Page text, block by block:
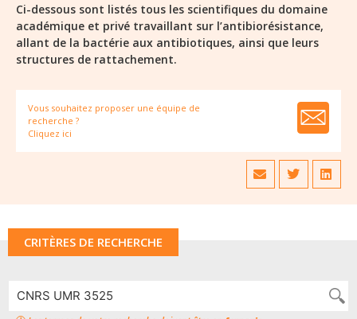
Ci-dessous sont listés tous les scientifiques du domaine
académique et privé travaillant sur l’antibiorésistance,
allant de la bactérie aux antibiotiques, ainsi que leurs
structures de rattachement.
Vous souhaitez proposer une équipe de
recherche ?
Cliquez ici
CRITÈRES DE RECHERCHE